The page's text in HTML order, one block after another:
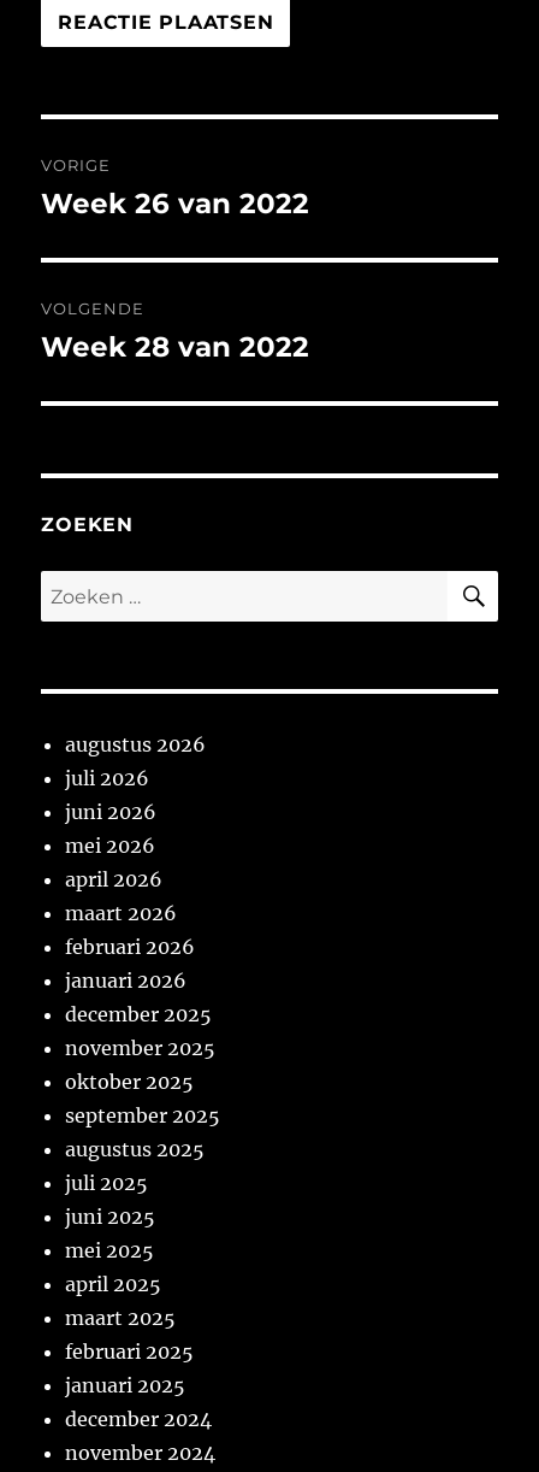
navigatie
VORIGE
Vorig
Week 26 van 2022
VOLGENDE
Volgend
Week 28 van 2022
ZOEKEN
Zoeken
naar:
augustus 2026
juli 2026
juni 2026
mei 2026
april 2026
maart 2026
februari 2026
januari 2026
december 2025
november 2025
oktober 2025
september 2025
augustus 2025
juli 2025
juni 2025
mei 2025
april 2025
maart 2025
februari 2025
januari 2025
december 2024
november 2024